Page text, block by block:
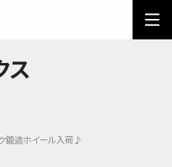
オーダーフォーム
ス
ク鍛造ホイール入荷♪